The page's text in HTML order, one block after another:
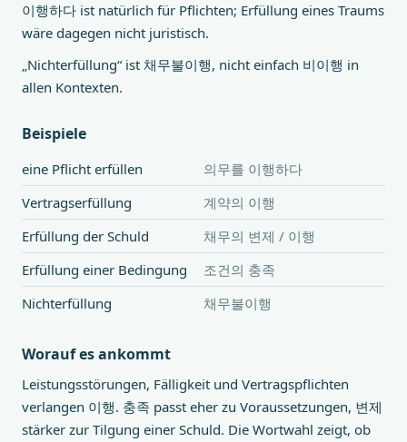
이행하다 ist natürlich für Pflichten; Erfüllung eines Traums
wäre dagegen nicht juristisch.
„Nichterfüllung“ ist 채무불이행, nicht einfach 비이행 in
allen Kontexten.
Beispiele
eine Pflicht erfüllen
의무를 이행하다
Vertragserfüllung
계약의 이행
Erfüllung der Schuld
채무의 변제 / 이행
Erfüllung einer Bedingung
조건의 충족
Nichterfüllung
채무불이행
Worauf es ankommt
Leistungsstörungen, Fälligkeit und Vertragspflichten
verlangen 이행. 충족 passt eher zu Voraussetzungen, 변제
stärker zur Tilgung einer Schuld. Die Wortwahl zeigt, ob